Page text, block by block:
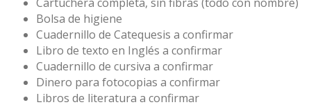
Bolsa de higiene
Cuadernillo de Catequesis a confirmar
Libro de texto en Inglés a confirmar
Cuadernillo de cursiva a confirmar
Dinero para fotocopias a confirmar
Libros de literatura a confirmar